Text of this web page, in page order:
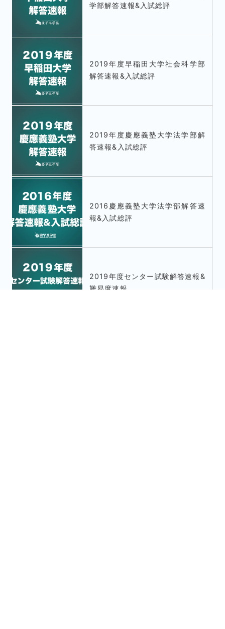
学部解答速報&入試総評
2019年度早稲田大学社会科学部
解答速報&入試総評
2019年度慶應義塾大学法学部解
答速報&入試総評
2016慶應義塾大学法学部解答速
報&入試総評
2019年度センター試験解答速報&
難易度速報